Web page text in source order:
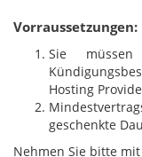
Vorraussetzungen:
Sie
Hosting
geschenkte
Nehmen Sie bitte